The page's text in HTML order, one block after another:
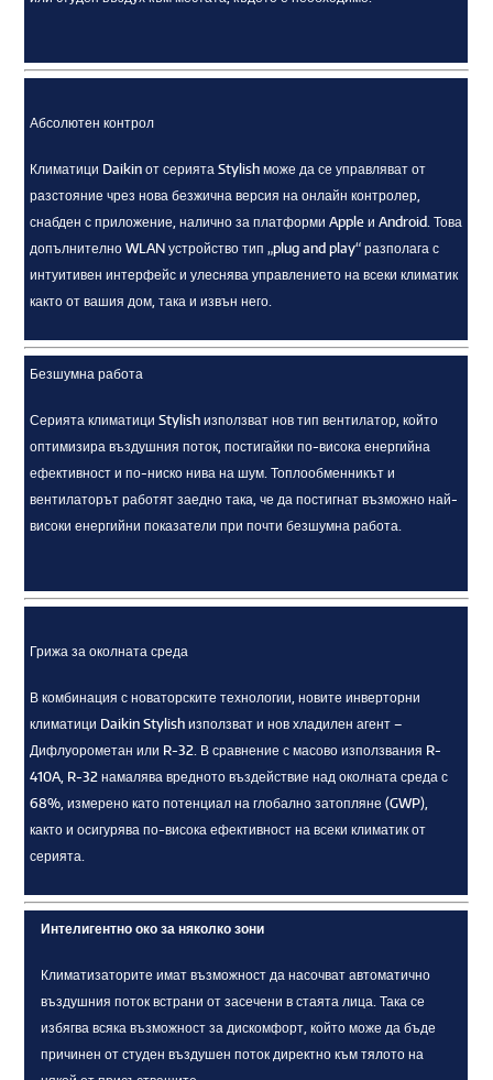
Абсолютен контрол
Климатици Daikin от серията Stylish може да се управляват от
разстояние чрез нова безжична версия на онлайн контролер,
снабден с приложение, налично за платформи Apple и Android. Това
допълнително WLAN устройство тип „plug and play“ разполага с
интуитивен интерфейс и улеснява управлението на всеки климатик
както от вашия дом, така и извън него.
Безшумна работа
Серията климатици Stylish използват нов тип вентилатор, който
оптимизира въздушния поток, постигайки по-висока енергийна
ефективност и по-ниско нива на шум. Топлообменникът и
вентилаторът работят заедно така, че да постигнат възможно най-
високи енергийни показатели при почти безшумна работа.
Грижа за околната среда
В комбинация с новаторските технологии, новите инверторни
климатици Daikin Stylish използват и нов хладилен агент –
Дифлуорометан или R-32. В сравнение с масово използвания R-
410A, R-32 намалява вредното въздействие над околната среда с
68%, измерено като потенциал на глобално затопляне (GWP),
както и осигурява по-висока ефективност на всеки климатик от
серията.
Интелигентно око за няколко зони
Климатизаторите имат възможност да насочват автоматично
въздушния поток встрани от засечени в стаята лица. Така се
избягва всяка възможност за дискомфорт, който може да бъде
причинен от студен въздушен поток директно към тялото на